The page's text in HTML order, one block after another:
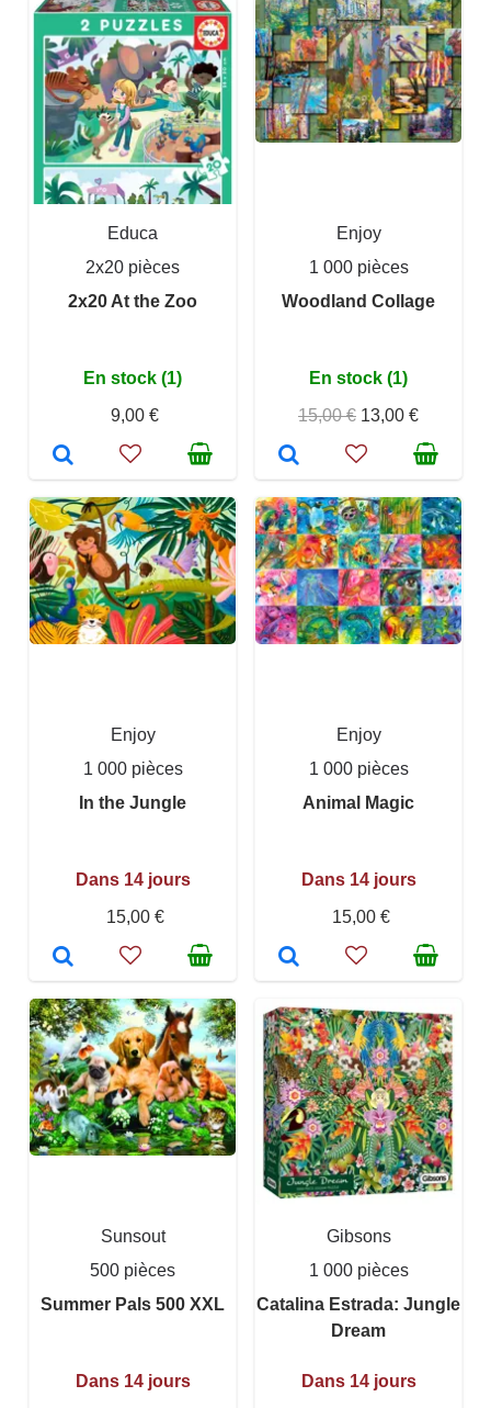
Educa
2x20 pièces
2x20 At the Zoo
En stock (1)
9,00 €
Enjoy
1 000 pièces
Woodland Collage
En stock (1)
15,00 € 13,00 €
Enjoy
1 000 pièces
In the Jungle
Dans 14 jours
15,00 €
Enjoy
1 000 pièces
Animal Magic
Dans 14 jours
15,00 €
Sunsout
500 pièces
Summer Pals 500 XXL
Dans 14 jours
Gibsons
1 000 pièces
Catalina Estrada: Jungle
Dream
Dans 14 jours